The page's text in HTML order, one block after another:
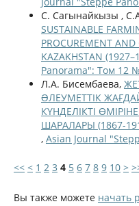
С. Сагынайкызы ,
SUSTAINABLE
PROCUREMENT
KAZAKHSTAN
Panorama": Том 12
Л.А. Бисембаева,
ƏЛЕУМЕТТІК
КҮНДЕЛІКТІ
ШАРАЛАРЫ (1867-
, Asian Journal
<< < 1 2 3 4 5 6 7 8 9 10 >
Вы также можете начать